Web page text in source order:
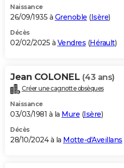
Naissance
26/09/1935 à Grenoble (Isère)
Décès
02/02/2025 à Vendres (Hérault)
Jean COLONEL (43 ans)
Créer une cagnotte obsèques
Naissance
03/03/1981 à la Mure (Isère)
Décès
28/10/2024 à la Motte-d'Aveillans